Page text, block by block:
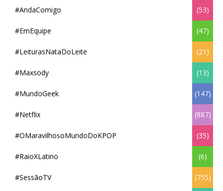
#AndaComigo (53)
#EmEquipe (47)
#LeiturasNataDoLeite (21)
#Maxsody (13)
#MundoGeek (147)
#Netflix (887)
#OMaravilhosoMundoDoKPOP (35)
#RaioXLatino (6)
#SessãoTV (755)